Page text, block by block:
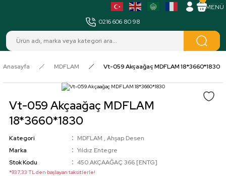
0216 606 80 98
Anasayfa MDFLAM Vt-059 Akçaağaç MDFLAM 18*3660*1830
Vt-059 Akçaağaç MDFLAM
18*3660*1830
Kategori MDFLAM , Ahşap Desen
Marka
Yıldız Entegre
Stok Kodu
450.AKÇAAĞAÇ 366 [ENTG]
*937,33 TL den başlayan taksitlerle!